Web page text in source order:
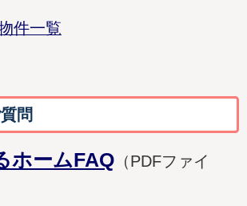
件一覧
問
ホームFAQ（PDFファイ